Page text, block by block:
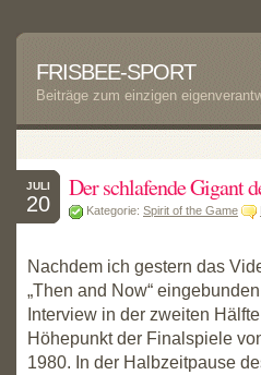
FRISBEE-SPORT
Beiträge zum einzigen
JULI
20
Der schlafende Gigant
Kategorie: Spirit of the Game
Nachdem ich gestern das
„Then and Now“
Interview in der zweiten
Höhepunkt der Finalspiele
1980. In der Halbzeitpause